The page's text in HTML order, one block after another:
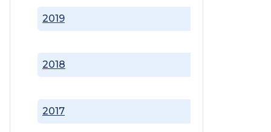
2017
2018
2019